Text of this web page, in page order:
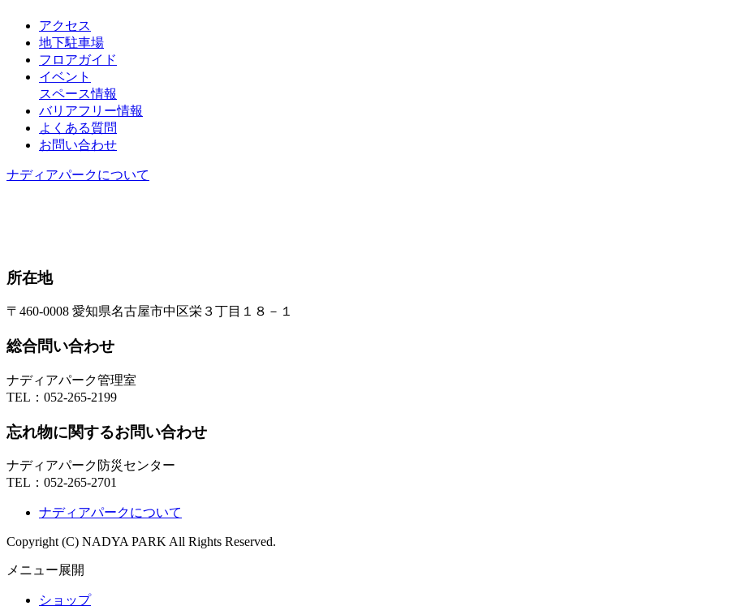
アクセス
地下駐車場
フロアガイド
イベント
スペース情報
バリアフリー情報
よくある質問
お問い合わせ
ナディアパークについて
所在地
〒460-0008 愛知県名古屋市中区栄３丁目１８－１
総合問い合わせ
ナディアパーク管理室
TEL： 052-265-2199
忘れ物に関するお問い合わせ
ナディアパーク防災センター
TEL： 052-265-2701
ナディアパークについて
Copyright (C) NADYA PARK All Rights Reserved.
メニュー展開
ショップ